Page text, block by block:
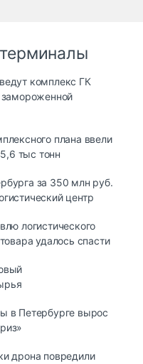
комплекс ГК
плана ввели
тыс тонн
за 350 млн руб.
центр
логистического
удалось спасти
в Петербурге вырос
дрона повредили